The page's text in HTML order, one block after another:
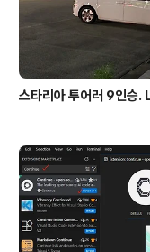
스타리아 투어러 9인승